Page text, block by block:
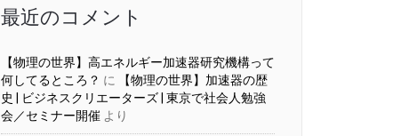
最近のコメント
【物理の世界】高エネルギー加速器研究機構って
何してるところ？ に
【物理の世界】加速器の歴
史 | ビジネスクリエーターズ | 東京で社会人勉強
会／セミナー開催 より